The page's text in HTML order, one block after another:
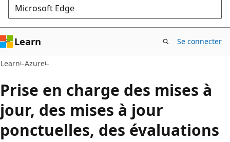
Microsoft Edge
Learn Se connecter
Learn Azure
Prise en charge des mises à
jour, des mises à jour
ponctuelles, des évaluations